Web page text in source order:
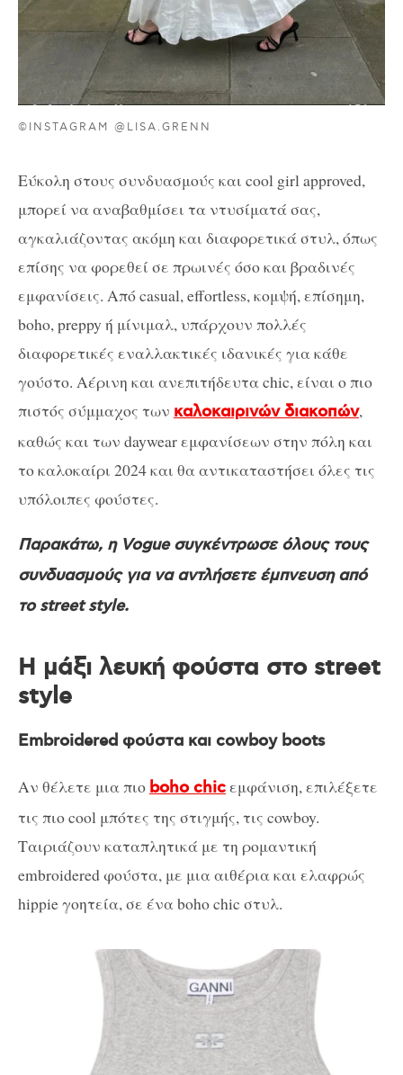
©INSTAGRAM @LISA.GRENN
Εύκολη στους συνδυασμούς και cool girl approved,
μπορεί να αναβαθμίσει τα ντυσίματά σας,
αγκαλιάζοντας ακόμη και διαφορετικά στυλ, όπως
επίσης να φορεθεί σε πρωινές όσο και βραδινές
εμφανίσεις. Από casual, effortless, κομψή, επίσημη,
boho, preppy ή μίνιμαλ, υπάρχουν πολλές
διαφορετικές εναλλακτικές ιδανικές για κάθε
γούστο. Αέρινη και ανεπιτήδευτα chic, είναι ο πιο
πιστός σύμμαχος των καλοκαιρινών διακοπών,
καθώς και των daywear εμφανίσεων στην πόλη και
το καλοκαίρι 2024 και θα αντικαταστήσει όλες τις
υπόλοιπες φούστες.
Παρακάτω, η Vogue συγκέντρωσε όλους τους
συνδυασμούς για να αντλήσετε έμπνευση από
το street style.
Η μάξι λευκή φούστα στο street
style
Embroidered φούστα και cowboy boots
Αν θέλετε μια πιο boho chicεμφάνιση, επιλέξετε
τις πιο cool μπότες της στιγμής, τις cowboy.
Ταιριάζουν καταπλητικά με τη ρομαντική
embroidered φούστα, με μια αιθέρια και ελαφρώς
hippie γοητεία, σε ένα boho chic στυλ.